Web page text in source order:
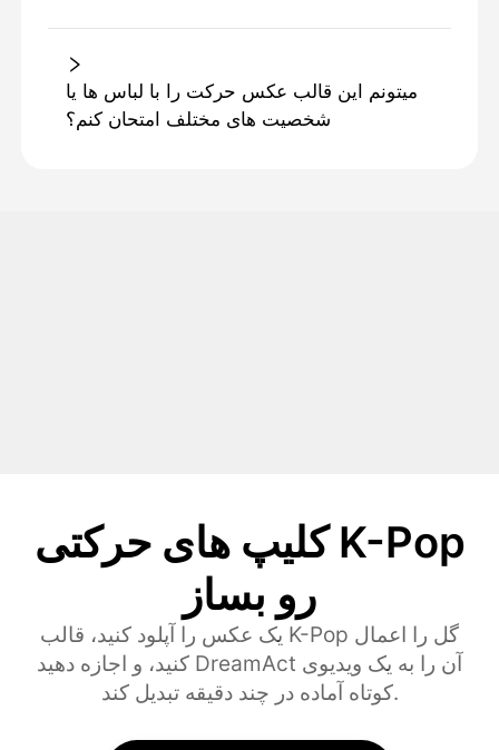
میتونم این قالب عکس حرکت را با لباس ها یا
شخصیت های مختلف امتحان کنم؟
کلیپ های حرکتی K-Pop
رو بساز
یک عکس را آپلود کنید، قالب K-Pop گل را اعمال
کنید، و اجازه دهید DreamAct آن را به یک ویدیوی
کوتاه آماده در چند دقیقه تبدیل کند.